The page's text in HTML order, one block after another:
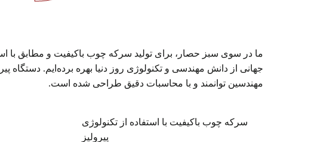
ما در سوی سبز حصار، برای تولید سرکه چوب باکیفیت و مطابق با
جهانی از دانش مهندسی و تکنولوژی روز دنیا بهره برده‌ایم. دستگاه
مهندسین توانمند و با محاسبات دقیق طراحی شده است.
سرکه چوب باکیفیت با استفاده از تکنولوژی
پیرولیز